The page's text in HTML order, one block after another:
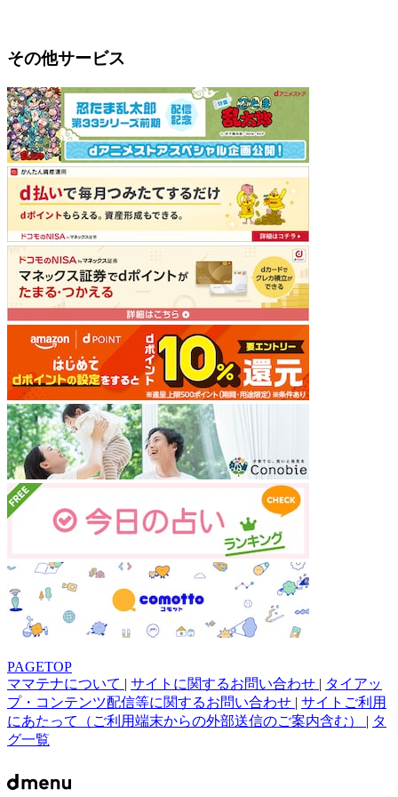
その他サービス
PAGETOP
ママテナについて | サイトに関するお問い合わせ | タイアッ
プ・コンテンツ配信等に関するお問い合わせ | サイトご利用
にあたって（ご利用端末からの外部送信のご案内含む） | タ
グ一覧